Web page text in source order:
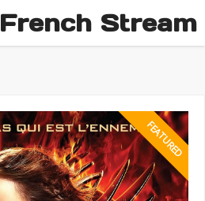
French Stream